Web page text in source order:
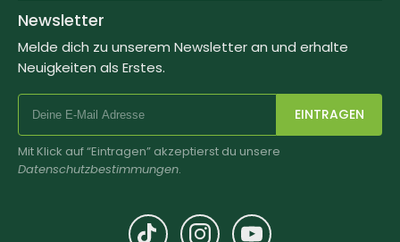
Newsletter
Melde dich zu unserem Newsletter an und erhalte
Neuigkeiten als Erstes.
EINTRAGEN
Mit Klick auf “Eintragen” akzeptierst du unsere
Datenschutzbestimmungen.